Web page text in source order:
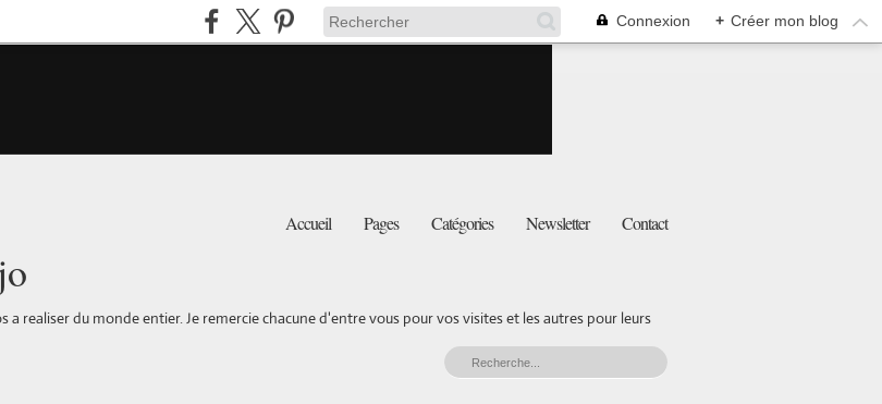
Connexion + Créer mon blog
Accueil Pages Catégories Newsletter Contact
a realiser du monde entier. Je remercie chacune d'entre vous pour vos visites et les autres pour leurs